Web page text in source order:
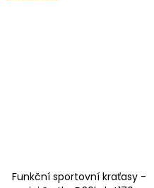
Funkční sportovní kraťasy -